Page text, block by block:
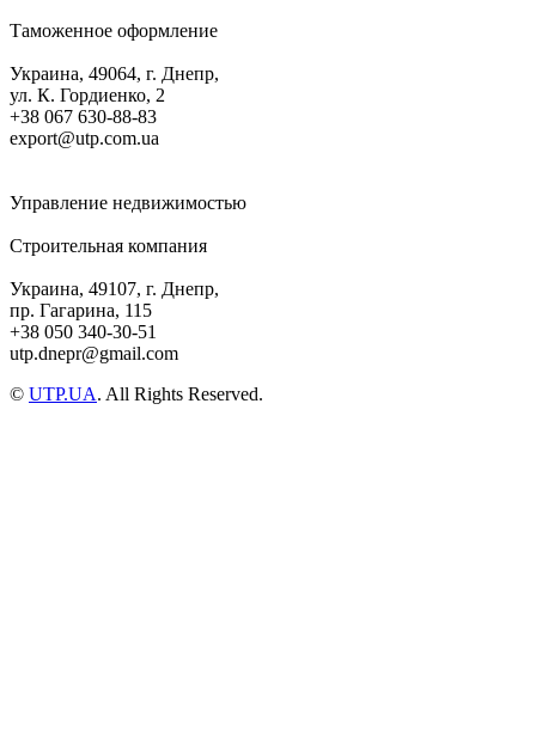
Таможенное оформление
Украина, 49064, г. Днепр,
ул. К. Гордиенко, 2
+38 067 630-88-83
export@utp.com.ua
Управление недвижимостью
Строительная компания
Украина, 49107, г. Днепр,
пр. Гагарина, 115
+38 050 340-30-51
utp.dnepr@gmail.com
© UTP.UA. All Rights Reserved.